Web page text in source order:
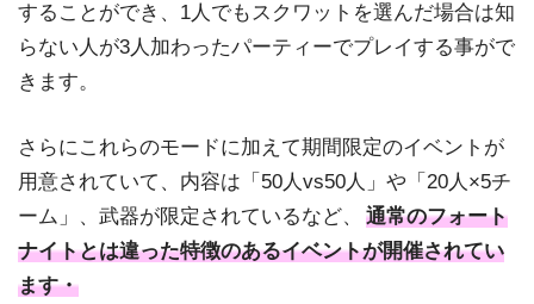
することができ、1人でもスクワットを選んだ場合は知
らない人が3人加わったパーティーでプレイする事がで
きます。
さらにこれらのモードに加えて期間限定のイベントが
用意されていて、内容は「50人vs50人」や「20人×5チ
ーム」、武器が限定されているなど、
通常のフォート
ナイトとは違った特徴のあるイベントが開催されてい
ます・